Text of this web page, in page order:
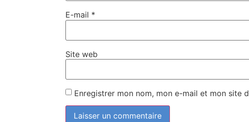
E-mail *
Site web
Enregistrer mon nom, mon e-mail et mon site